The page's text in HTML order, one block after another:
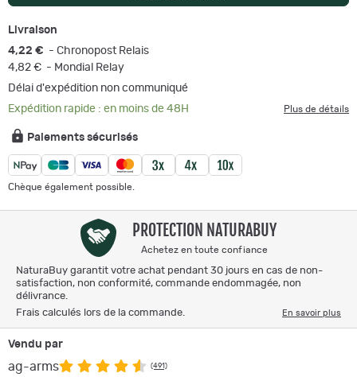
Livraison
4,22 € - Chronopost Relais
4,82 € - Mondial Relay
Délai d'expédition non communiqué
Expédition rapide : en moins de 48H
Plus de détails
Paiements sécurisés
Chèque également possible.
PROTECTION NATURABUY
Achetez en toute confiance
NaturaBuy garantit votre achat pendant 30 jours en cas de non-
satisfaction, non conformité, commande endommagée, non
délivrance.
Frais calculés lors de la commande.
En savoir plus
Vendu par
ag-arms (491)